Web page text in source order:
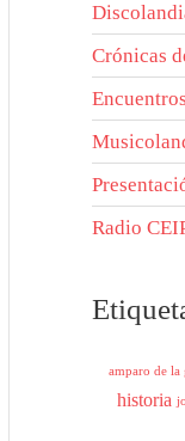
Crónicas
Encuentros
Radio
amparo de la
historia